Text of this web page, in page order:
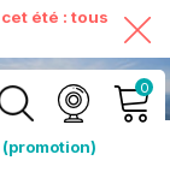
été : tous
0
COMPTE
(promotion)